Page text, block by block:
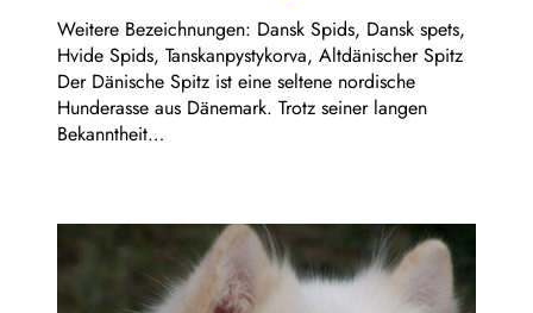
Weitere Bezeichnungen: Dansk Spids, Dansk spets,
Hvide Spids, Tanskanpystykorva, Altdänischer Spitz
Der Dänische Spitz ist eine seltene nordische
Hunderasse aus Dänemark. Trotz seiner langen
Bekanntheit…